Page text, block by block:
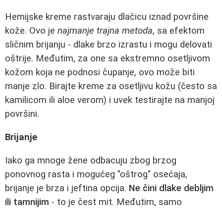
Hemijske kreme rastvaraju dlačicu iznad površine
kože. Ovo je najmanje trajna metoda, sa efektom
sličnim brijanju - dlake brzo izrastu i mogu delovati
oštrije. Međutim, za one sa ekstremno osetljivom
kožom koja ne podnosi čupanje, ovo može biti
manje zlo. Birajte kreme za osetljivu kožu (često sa
kamilicom ili aloe verom) i uvek testirajte na manjoj
površini.
Brijanje
Iako ga mnoge žene odbacuju zbog brzog
ponovnog rasta i mogućeg "oštrog" osećaja,
brijanje je brza i jeftina opcija. Ne čini dlake debljim
ili tamnijim - to je čest mit. Međutim, samo